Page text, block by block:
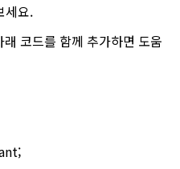
세요.
코드를 함께 추가하면 도움